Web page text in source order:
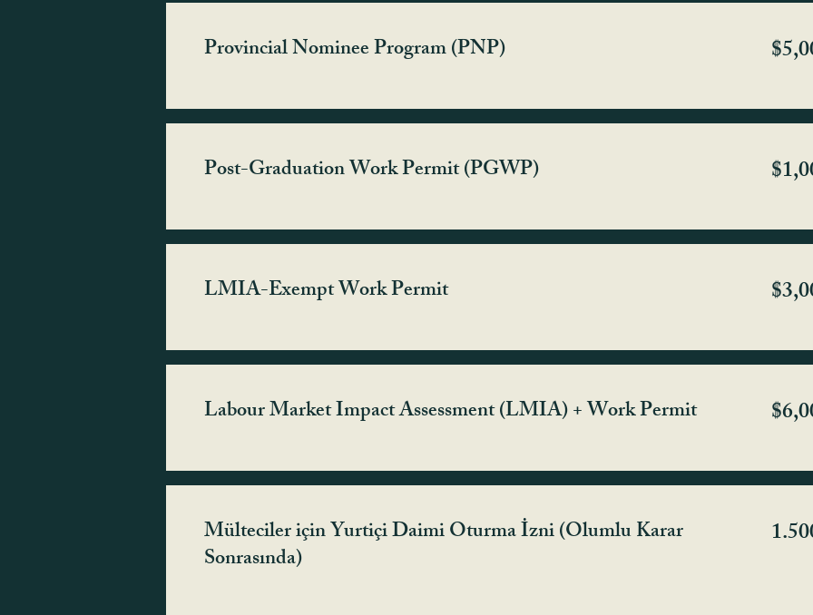
Provincial Nominee Program (PNP)
Post-Graduation Work Permit (PGWP)
LMIA-Exempt Work Permit
Labour Market Impact Assessment (LMIA) + Work Permit
Mülteciler için Yurtiçi Daimi Oturma İzni (Olumlu Karar
Sonrasında)